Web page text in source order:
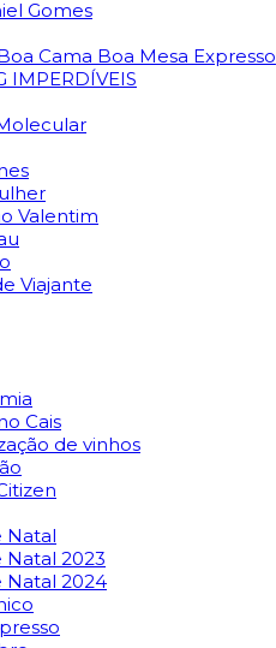
Gomes
Cama Boa Mesa Expresso
IMPERDÍVEIS
Valentim
Viajante
Cais
de vinhos
Natal
Natal 2023
Natal 2024